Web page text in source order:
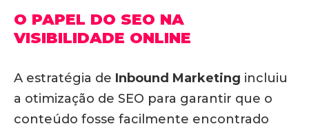
O PAPEL DO SEO NA
VISIBILIDADE ONLINE
A estratégia de Inbound Marketing incluiu
a otimização de SEO para garantir que o
conteúdo fosse facilmente encontrado